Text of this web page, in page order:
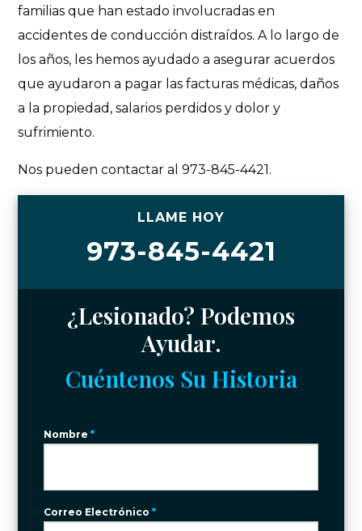
familias que han estado involucradas en
accidentes de conducción distraídos. A lo largo de
los años, les hemos ayudado a asegurar acuerdos
que ayudaron a pagar las facturas médicas, daños
a la propiedad, salarios perdidos y dolor y
sufrimiento.
Nos pueden contactar al 973-845-4421.
LLAME HOY
973-845-4421
¿Lesionado? Podemos
Ayudar.
Cuéntenos Su Historia
Nombre*
Correo Electrónico*